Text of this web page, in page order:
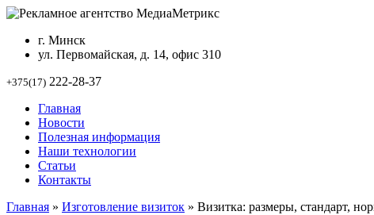
г. Минск
ул. Первомайская, д. 14, офис 310
+375(17) 222-28-37
Главная
Новости
Полезная информация
Наши технологии
Статьи
Контакты
Главная » Изготовление визиток » Визитка: размеры, стандарт,